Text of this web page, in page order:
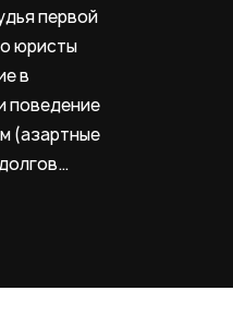
первой
юристы
в
поведение
(азартные